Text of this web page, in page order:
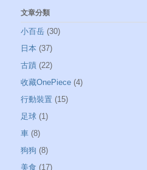
文章分類
小百岳 (30)
日本 (37)
古蹟 (22)
收藏OnePiece (4)
行動裝置 (15)
足球 (1)
車 (8)
狗狗 (8)
美食 (17)